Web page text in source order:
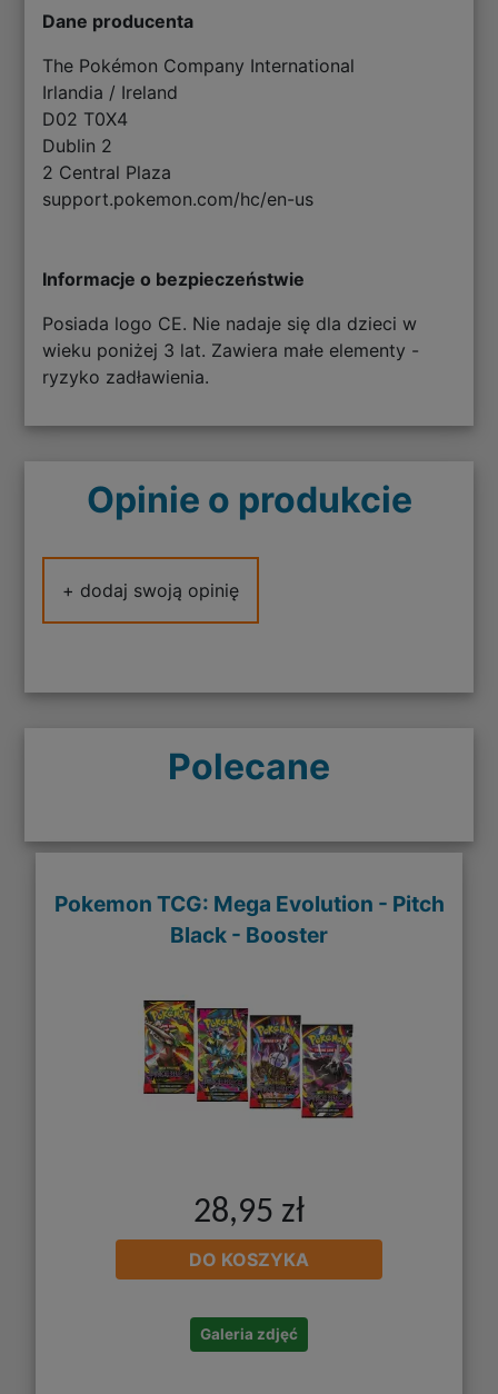
Dane producenta
The Pokémon Company International
Irlandia / Ireland
D02 T0X4
Dublin 2
2 Central Plaza
support.pokemon.com/hc/en-us
Informacje o bezpieczeństwie
Posiada logo CE. Nie nadaje się dla dzieci w
wieku poniżej 3 lat. Zawiera małe elementy -
ryzyko zadławienia.
Opinie o produkcie
+ dodaj swoją opinię
Polecane
Pokemon TCG: Mega Evolution - Pitch
Black - Booster
28,95 zł
DO KOSZYKA
Galeria zdjęć